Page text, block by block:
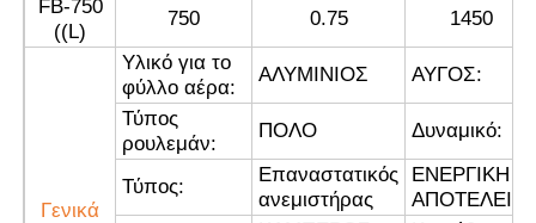
Γύρος εργοστασίων
Ποιοτικός έλεγχος
FB-750
((L)
750 0.75 1450
Γενικά
Υλικό για το
φύλλο αέρα:
ΑΛΥΜΙΝΙΟΣ
ΑΥΓΟΣ:
Τύπος
ρουλεμάν:
ΠΟΛΟ Δυναμικό:
Τύπος:
Επαναστατικός
ανεμιστήρας
ΕΝΕΡΓΙΚΗ
ΑΠΟΤΕΛΕΙΑ: